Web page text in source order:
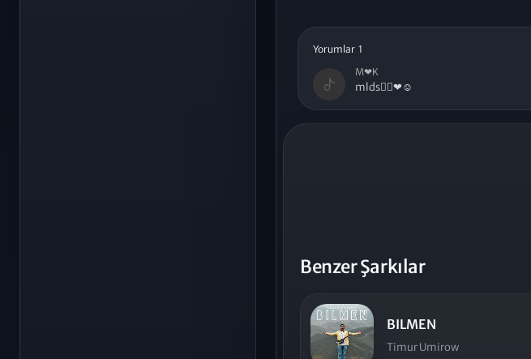
Yorumlar 1
M❤K
mlds👍🏻❤☺
Benzer Şarkılar
BILMEN
Timur Umirow